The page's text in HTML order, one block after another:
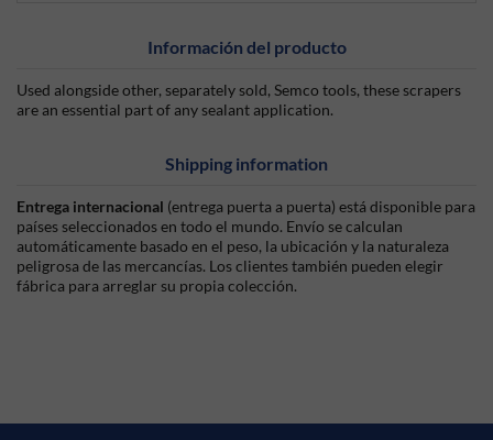
Información del producto
Used alongside other, separately sold, Semco tools, these scrapers
are an essential part of any sealant application.
Shipping information
Entrega internacional (entrega puerta a puerta) está disponible para
países seleccionados en todo el mundo. Envío se calculan
automáticamente basado en el peso, la ubicación y la naturaleza
peligrosa de las mercancías. Los clientes también pueden elegir
fábrica para arreglar su propia colección.